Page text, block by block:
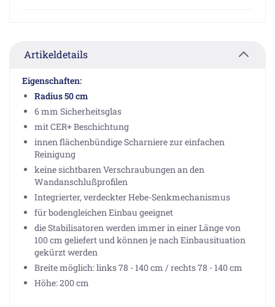
Artikeldetails
Eigenschaften:
Radius 50 cm
6 mm Sicherheitsglas
mit CER+ Beschichtung
innen flächenbündige Scharniere zur einfachen
Reinigung
keine sichtbaren Verschraubungen an den
Wandanschlußprofilen
Integrierter, verdeckter Hebe-Senkmechanismus
für bodengleichen Einbau geeignet
die Stabilisatoren werden immer in einer Länge von
100 cm geliefert und können je nach Einbausituation
gekürzt werden
Breite möglich: links 78 - 140 cm / rechts 78 - 140 cm
Höhe: 200 cm